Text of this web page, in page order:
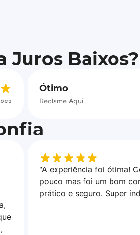
Juros Baixos?
Ótimo
Reclame Aqui
"A experiência foi ótima!
pouco mas foi um bom
prático e seguro. Super